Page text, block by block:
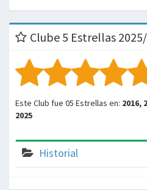
Clube 5 Estrellas
Este Club fue 05 Estrellas en: 2016,
2025
Historial